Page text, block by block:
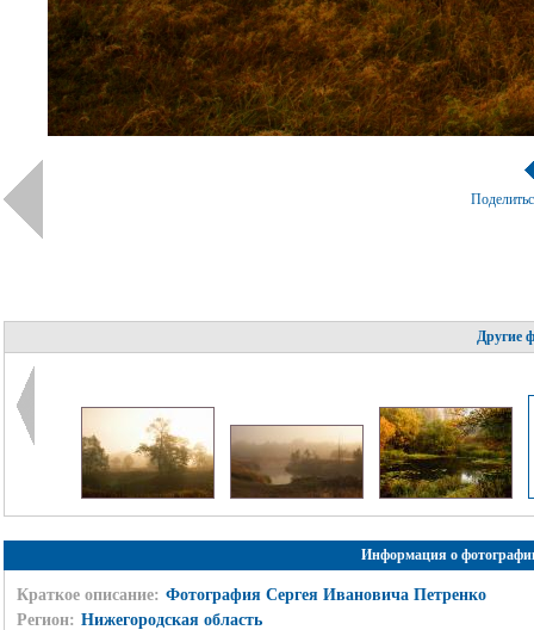
Другие
Информация о
Краткое описание: Фотография Сергея Ивановича Петренко
Регион: Нижегородская область